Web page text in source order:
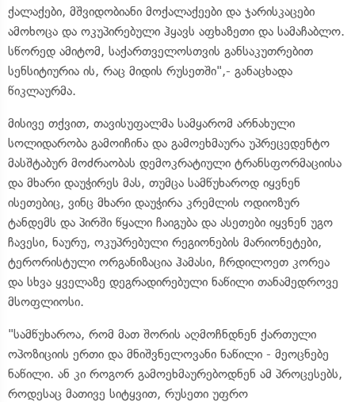
ქალაქები, მშვიდობიანი მოქალაქეები და ჯარისკაცები
ამოხოცა და ოკუპირებული ჰყავს აფხაზეთი და სამაჩაბლო.
სწორედ ამიტომ, საქართველოსთვის განსაკუთრებით
სენსიტიურია ის, რაც მიდის რუსეთში",- განაცხადა
წიკლაურმა.
მისივე თქვით, თავისუფალმა სამყარომ არნახული
სოლიდარობა გამოიჩინა და გამოეხმაურა უპრეცედენტო
მასშტაბურ მოძრაობას დემოკრატიული ტრანსფორმაციისა
და მხარი დაუჭირეს მას, თუმცა სამწუხაროდ იყვნენ
ისეთებიც, ვინც მხარი დაუჭირა კრემლის ოდიოზურ
ტანდემს და პირში წყალი ჩაიგუბა და ასეთები იყვნენ უგო
ჩავესი, ნაურუ, ოკუპრებული რეგიონების მარიონეტები,
ტერორისტული ორგანიზაცია ჰამასი, ჩრდილოეთ კორეა
და სხვა ყველაზე დეგრადირებული ნაწილი თანამედროვე
მსოფლიოსი.
"სამწუხაროა, რომ მათ შორის აღმოჩნდნენ ქართული
ოპოზიციის ერთი და მნიშვნელოვანი ნაწილი - მეოცნებე
ნაწილი. ან კი როგორ გამოეხმაურებოდნენ ამ პროცესებს,
როდესაც მათივე სიტყვით, რუსეთი უფრო